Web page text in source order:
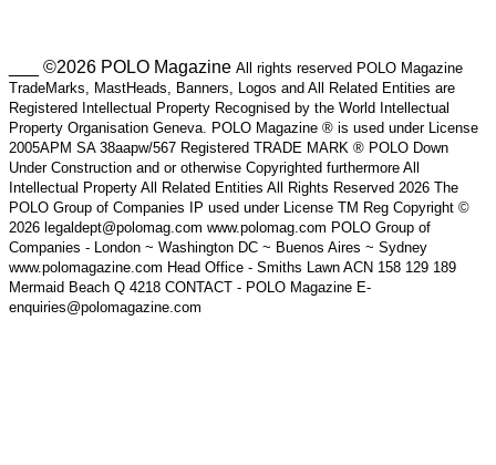
___ ©2026 POLO Magazine All rights reserved POLO Magazine
TradeMarks, MastHeads, Banners, Logos and All Related Entities are
Registered Intellectual Property Recognised by the World Intellectual
Property Organisation Geneva. POLO Magazine ® is used under License
2005APM SA 38aapw/567 Registered TRADE MARK ® POLO Down
Under Construction and or otherwise Copyrighted furthermore All
Intellectual Property All Related Entities All Rights Reserved 2026 The
POLO Group of Companies IP used under License TM Reg Copyright ©
2026 legaldept@polomag.com www.polomag.com POLO Group of
Companies - London ~ Washington DC ~ Buenos Aires ~ Sydney
www.polomagazine.com Head Office - Smiths Lawn ACN 158 129 189
Mermaid Beach Q 4218 CONTACT - POLO Magazine E-
enquiries@polomagazine.com